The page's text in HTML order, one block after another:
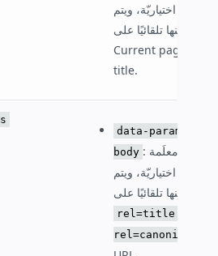
اختياريّة، ويتم
تعيينها تلقائيًا على:
Current page
title.
data-param-
body : معلَمة
اختياريّة، ويتم
rel=title -
rel=canonical